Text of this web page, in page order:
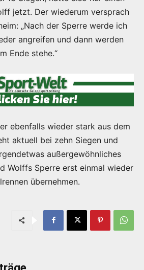
jetzt. Der wiederum versprach
„Nach der Sperre werde ich
angreifen und dann werden
Ende stehe.“
ebenfalls wieder stark aus dem
aktuell bei zehn Siegen und
außergewöhnliches
Wolffs Sperre erst einmal wieder
übernehmen.